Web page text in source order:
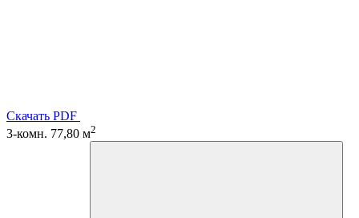
Скачать PDF
3-комн. 77,80 м2